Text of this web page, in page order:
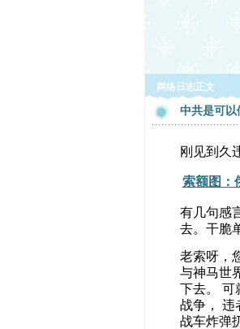
网络日志正文
中共是可以
刚见到久
索额图：
有几句感
去。干脆
老索呀，
与神马世
下去。 可
战争， 违
战车炸弹